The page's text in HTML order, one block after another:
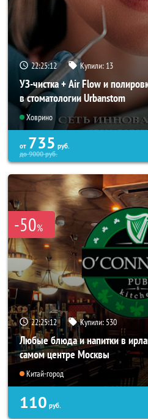
22:25:08 Купили: 13
УЗ-чистка + Air Flow и
в стоматологии Urbanstom
Ховрино
от 735 руб.
до9000руб.
-50%
22:25:08 Купили: 530
Любые блюда и напитки в
самом центре Москвы
Китай-город
110 руб.